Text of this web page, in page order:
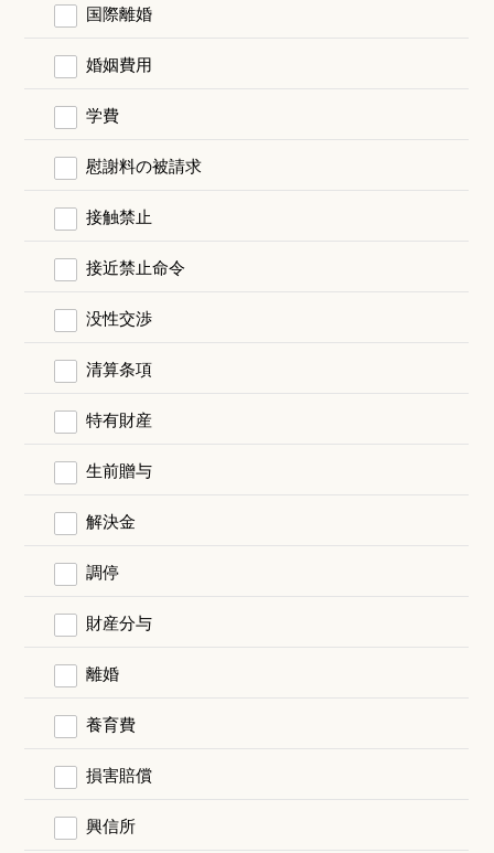
国際離婚
婚姻費用
学費
慰謝料の被請求
接触禁止
接近禁止命令
没性交渉
清算条項
特有財産
生前贈与
解決金
調停
財産分与
離婚
養育費
損害賠償
興信所